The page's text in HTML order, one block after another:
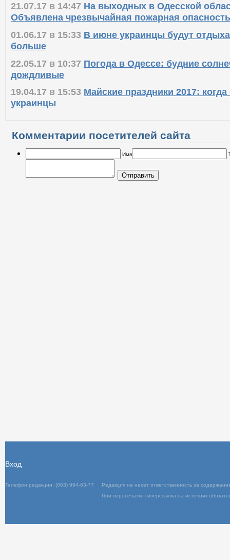
21.07.17 в 14:47 На выходных в Одесской
Объявлена чрезвычайная пожарная опасность
01.06.17 в 15:33 В июне украинцы будут
больше
22.05.17 в 10:37 Погода в Одессе: будние
дождливые
19.04.17 в 15:53 Майские праздники 2017:
украинцы
Комментарии посетителей сайта
Отправить
Телефон редакции: (063) 994-63-77